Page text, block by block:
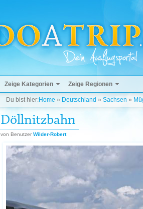
Zeige Kategorien Zeige Regionen
Du bist hier:Home » Deutschland » Sachsen »
Döllnitzbahn
von Benutzer Wilder-Robert